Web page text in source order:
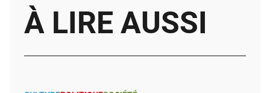
À LIRE AUSSI